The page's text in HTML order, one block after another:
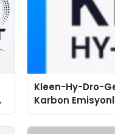
Kleen-Hy-Dro-
Karbon
Isıtma
TSSA